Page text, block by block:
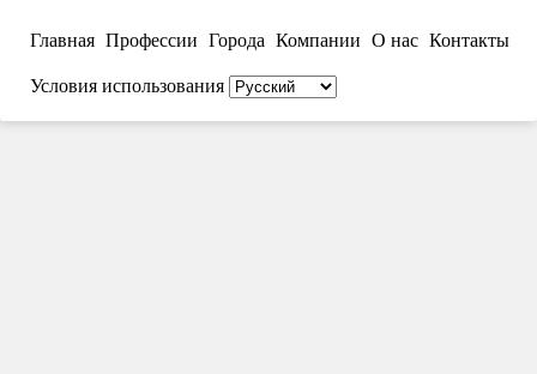
Главная Профессии Города Компании О нас Контакты
Условия использования